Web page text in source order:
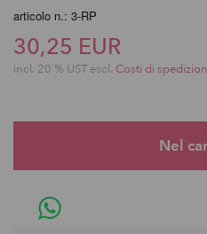
articolo n.: 3-RP
30,25 EUR
incl. 20 % UST escl. Costi di